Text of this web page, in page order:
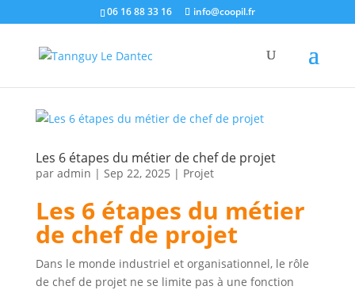
06 16 88 33 16 info@coopil.fr
Les 6 étapes du métier de chef de projet
par admin | Sep 22, 2025 | Projet
Les 6 étapes du métier
de chef de projet
Dans le monde industriel et organisationnel, le rôle
de chef de projet ne se limite pas à une fonction